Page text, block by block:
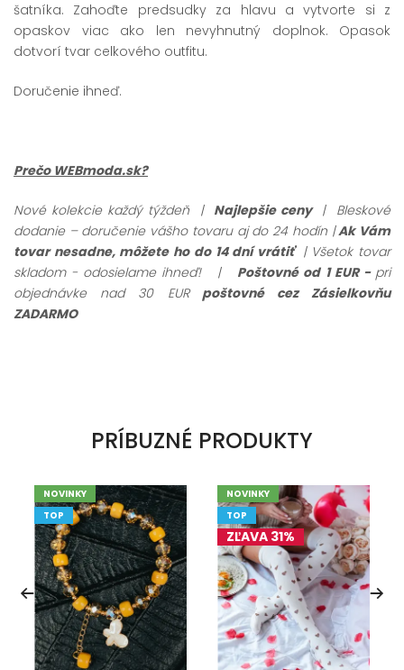
šatníka. Zahoďte predsudky za hlavu a vytvorte si z
opaskov viac ako len nevyhnutný doplnok. Opasok
dotvorí tvar celkového outfitu.
Doručenie ihneď.
Prečo WEBmoda.sk?
Nové kolekcie každý týždeň |Najlepšie ceny | Bleskové
dodanie – doručenie vášho tovaru aj do 24 hodín |Ak Vám
tovar nesadne, môžete ho do 14 dní vrátiť | Všetok tovar
skladom - odosielame ihneď!
| Poštovné od 1 EUR - pri
objednávke nad 30 EURpoštovné cez Zásielkovňu
ZADARMO
PRÍBUZNÉ PRODUKTY
NOVINKY
TOP
NOVINKY
TOP
ZĽAVA 31%